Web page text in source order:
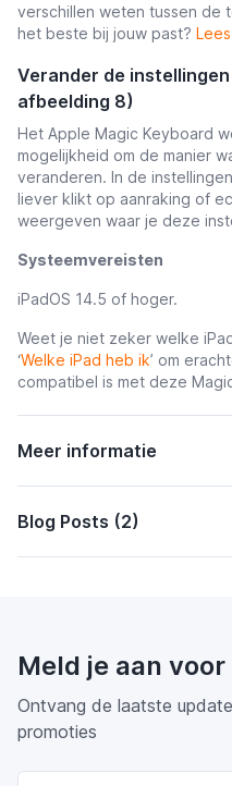
verschillen weten tussen de
het beste bij jouw past?
Verander de
afbeelding 8)
Het Apple Magic Keyboard
mogelijkheid om de manier
veranderen. In de
liever klikt op aanraking of
weergeven waar je deze
Systeemvereisten
iPadOS 14.5 of hoger.
Weet je niet zeker welke
‘Welke iPad heb ik’ om
compatibel is met deze
Meer informatie
Blog Posts (2)
Meld je aan
Ontvang de laatste
promoties